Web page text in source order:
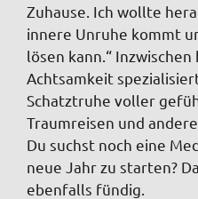
Zuhause. Ich wollte
innere Unruhe kommt
lösen kann.“
Achtsamkeit
Schatztruhe voller
Traumreisen und
Du suchst noch eine
neue Jahr zu starten?
ebenfalls fündig.